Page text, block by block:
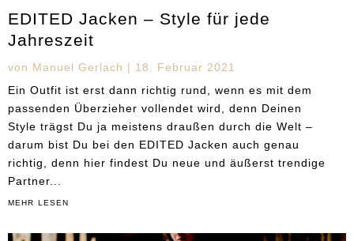
EDITED Jacken – Style für jede
Jahreszeit
von Manuel Gerlach | 18. Februar 2021
Ein Outfit ist erst dann richtig rund, wenn es mit dem
passenden Überzieher vollendet wird, denn Deinen
Style trägst Du ja meistens draußen durch die Welt –
darum bist Du bei den EDITED Jacken auch genau
richtig, denn hier findest Du neue und äußerst trendige
Partner...
mehr lesen